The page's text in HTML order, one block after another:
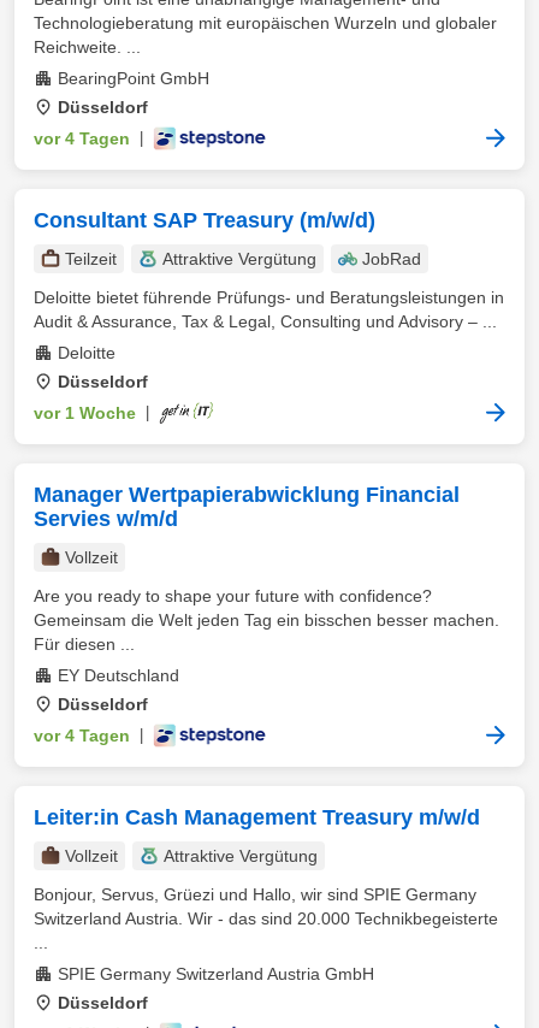
Technologieberatung mit europäischen Wurzeln und globaler
Reichweite. ...
BearingPoint GmbH
Düsseldorf
vor 4 Tagen
Consultant SAP Treasury (m/w/d)
Teilzeit Attraktive Vergütung
JobRad
Deloitte bietet führende Prüfungs- und Beratungsleistungen in
Audit & Assurance, Tax & Legal, Consulting und Advisory – ...
Deloitte
Düsseldorf
vor 1 Woche
Manager Wertpapierabwicklung Financial
Servies w/m/d
Vollzeit
Are you ready to shape your future with confidence?
Gemeinsam die Welt jeden Tag ein bisschen besser machen.
Für diesen ...
EY Deutschland
Düsseldorf
vor 4 Tagen
Leiter:in Cash Management Treasury m/w/d
Vollzeit
Attraktive Vergütung
Bonjour, Servus, Grüezi und Hallo, wir sind SPIE Germany
Switzerland Austria. Wir - das sind 20.000 Technikbegeisterte
SPIE Germany Switzerland Austria GmbH
Düsseldorf